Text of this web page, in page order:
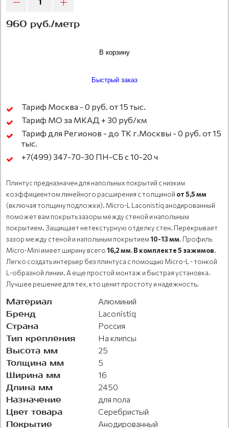
960 руб./метр
В корзину
Быстрый заказ
Тариф Москва - 0 руб. от 15 тыс.
Тариф МО за МКАД + 30 руб/км
Тариф для Регионов - до ТК г.Москвы - 0 руб. от 15
тыс.
+7(499) 347-70-30 ПН-СБ с 10-20 ч
Плинтус предназначен для напольных покрытий с низким
коэффициентом линейного расширения с толщиной от5,5 мм
(включая толщину подложки). Micro-L Laconistiq анодированный
поможет вам покрыть зазоры между стеной и напольным
покрытием. Защищает нетекстурную отделку стен. Перекрывает
зазор между стеной и напольным покрытием10-13 мм. Профиль
Micro-Mini имеет ширину всего16,2 мм.В комплекте 5 зажимов.
Легко создать интерьер без плинтуса с помощью Micro-L - тонкой
L-образной линии. А еще простой монтаж и быстрая установка.
Лучшее решение для тех, кто ценит простоту и надежность.
Материал Алюминий
Бренд Laconistiq
Страна Россия
Тип крепления На клипсы
Высота мм 25
Толщина мм 5
Ширина мм 16
Длина мм 2450
Назначение для пола
Цвет товара Серебристый
Покрытие Анодированный